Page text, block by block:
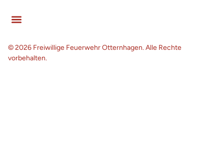
© 2026 Freiwillige Feuerwehr Otternhagen. Alle Rechte
vorbehalten.